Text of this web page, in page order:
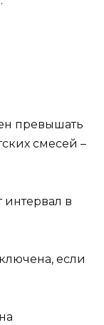
превышать
смесей –
в
если